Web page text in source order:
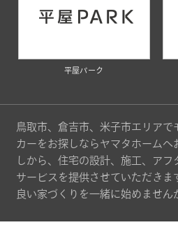
平屋パーク
鳥取市、倉吉市、米子市エリアで
カーをお探しならヤマタホーム
しから、住宅の設計、施工、ア
サービスを提供させていただきま
良い家づくりを一緒に始めません